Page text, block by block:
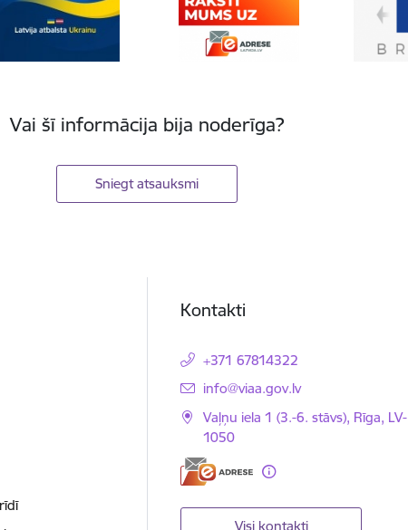
Vai šī informācija bija noderīga?
Sniegt atsauksmi
Kontakti
+371 67814322
E-pasts:
info@viaa.gov.lv
Vaļņu iela 1 (3.-6. stāvs), Rīga, LV-
1050
Visi kontakti